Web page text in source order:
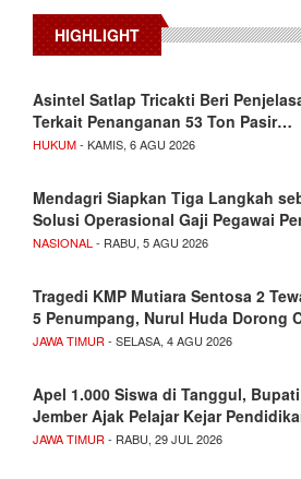
HIGHLIGHT
Asintel Satlap Tricakti Beri
Terkait Penanganan 53 Ton Pasir…
HUKUM- KAMIS, 6 AGU 2026
Mendagri Siapkan Tiga Langkah
Solusi Operasional Gaji Pegawai
NASIONAL - RABU, 5 AGU 2026
Tragedi KMP Mutiara Sentosa 2
5 Penumpang, Nurul Huda Dorong
JAWA TIMUR - SELASA, 4 AGU 2026
Apel 1.000 Siswa di Tanggul, Bupati
Jember Ajak Pelajar Kejar
JAWA TIMUR - RABU, 29 JUL 2026